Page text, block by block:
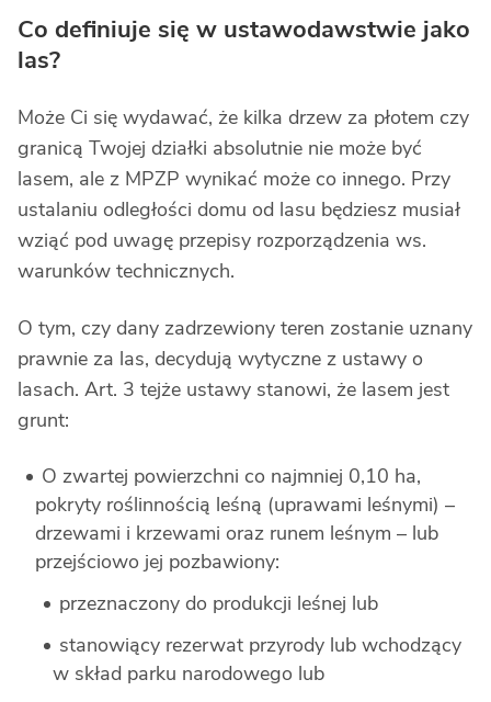
Co definiuje się w ustawodawstwie jako
las?
Może Ci się wydawać, że kilka drzew za płotem czy
granicą Twojej działki absolutnie nie może być
lasem, ale z MPZP wynikać może co innego. Przy
ustalaniu odległości domu od lasu będziesz musiał
wziąć pod uwagę przepisy rozporządzenia ws.
warunków technicznych.
O tym, czy dany zadrzewiony teren zostanie uznany
prawnie za las, decydują wytyczne z ustawy o
lasach. Art. 3 tejże ustawy stanowi, że lasem jest
grunt:
O zwartej powierzchni co najmniej 0,10 ha,
pokryty roślinnością leśną (uprawami leśnymi) –
drzewami i krzewami oraz runem leśnym – lub
przejściowo jej pozbawiony:
przeznaczony do produkcji leśnej lub
stanowiący rezerwat przyrody lub wchodzący
w skład parku narodowego lub